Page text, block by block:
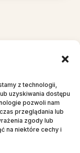
z technologii,
uzyskiwania dostępu
pozwoli nam
przeglądania lub
zgody lub
na niektóre cechy i
w